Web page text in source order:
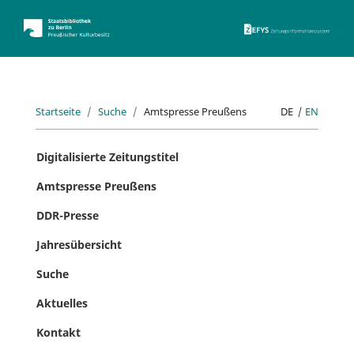
Startseite Suche Amtspresse Preußens DE | EN
Digitalisierte Zeitungstitel
Amtspresse Preußens
DDR-Presse
Jahresübersicht
Suche
Aktuelles
Kontakt